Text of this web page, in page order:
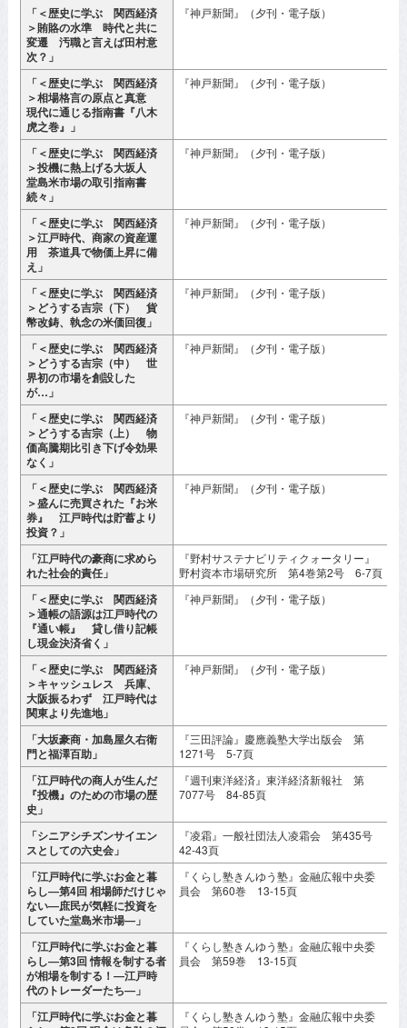
「＜歴史に学ぶ 関西経済
＞賄賂の水準 時代と共に
変遷 汚職と言えば田村意
次？」
『神戸新聞』（夕刊・電子版）
「＜歴史に学ぶ 関西経済
＞相場格言の原点と真意
現代に通じる指南書『八木
虎之巻』」
『神戸新聞』（夕刊・電子版）
「＜歴史に学ぶ 関西経済
＞投機に熱上げる大坂人
堂島米市場の取引指南書
続々」
『神戸新聞』（夕刊・電子版）
「＜歴史に学ぶ 関西経済
＞江戸時代、商家の資産運
用 茶道具で物価上昇に備
え」
『神戸新聞』（夕刊・電子版）
「＜歴史に学ぶ 関西経済
＞どうする吉宗（下） 貨
幣改鋳、執念の米価回復」
『神戸新聞』（夕刊・電子版）
「＜歴史に学ぶ 関西経済
＞どうする吉宗（中） 世
界初の市場を創設した
が…」
『神戸新聞』（夕刊・電子版）
「＜歴史に学ぶ 関西経済
＞どうする吉宗（上） 物
価高騰期比引き下げ令効果
なく」
『神戸新聞』（夕刊・電子版）
「＜歴史に学ぶ 関西経済
＞盛んに売買された『お米
券』 江戸時代は貯蓄より
投資？」
『神戸新聞』（夕刊・電子版）
「江戸時代の豪商に求めら
れた社会的責任」
『野村サステナビリティクォータリー』
野村資本市場研究所 第4巻第2号 6-7頁
「＜歴史に学ぶ 関西経済
＞通帳の語源は江戸時代の
『通い帳』 貸し借り記帳
し現金決済省く」
『神戸新聞』（夕刊・電子版）
「＜歴史に学ぶ 関西経済
＞キャッシュレス 兵庫、
大阪振るわず 江戸時代は
関東より先進地」
『神戸新聞』（夕刊・電子版）
「大坂豪商・加島屋久右衛
門と福澤百助」
『三田評論』慶應義塾大学出版会 第
1271号 5-7頁
「江戸時代の商人が生んだ
『投機』のための市場の歴
史」
『週刊東洋経済』東洋経済新報社 第
7077号 84-85頁
「シニアシチズンサイエン
スとしての六史会」
『凌霜』一般社団法人凌霜会 第435号
42-43頁
「江戸時代に学ぶお金と暮
らし―第4回 相場師だけじゃ
ない―庶民が気軽に投資を
していた堂島米市場―」
『くらし塾きんゆう塾』金融広報中央委
員会 第60巻 13-15頁
「江戸時代に学ぶお金と暮
らし―第3回 情報を制する者
が相場を制する！―江戸時
代のトレーダーたち―」
『くらし塾きんゆう塾』金融広報中央委
員会 第59巻 13-15頁
「江戸時代に学ぶお金と暮
『くらし塾きんゆう塾』金融広報中央委